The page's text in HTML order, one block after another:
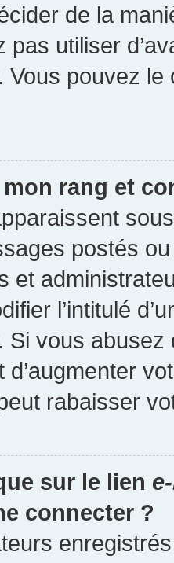
de la
utiliser
Vous pouvez
mon rang et
postés
et
l’intitulé
Si vous
d’augmenter
rabaisser
sur le lien
connecter ?